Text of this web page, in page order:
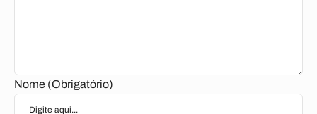
Nome (Obrigatório)